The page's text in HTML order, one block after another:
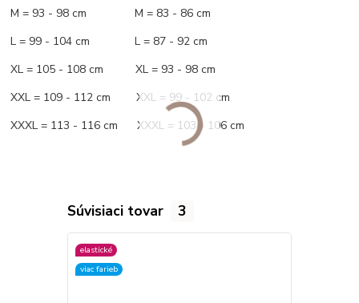
M = 93 - 98 cm M = 83 - 86 cm
L = 99 - 104 cm L = 87 - 92 cm
XL = 105 - 108 cm XL = 93 - 98 cm
XXL = 109 - 112 cm XXL = 99 - 102 cm
XXXL = 113 - 116 cm XXXL = 103 - 106 cm
Súvisiaci tovar 3
elastické
viac farieb